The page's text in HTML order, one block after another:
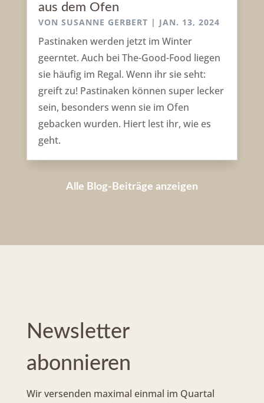
aus dem Ofen
VON SUSANNE GERBERT | JAN. 13, 2024
Pastinaken werden jetzt im Winter
geerntet. Auch bei The-Good-Food liegen
sie häufig im Regal. Wenn ihr sie seht:
greift zu! Pastinaken können super lecker
sein, besonders wenn sie im Ofen
gebacken wurden. Hiert lest ihr, wie es
geht.
Alle Blog-Beiträge anzeigen
Newsletter
abonnieren
Wir versenden maximal einmal im Quartal